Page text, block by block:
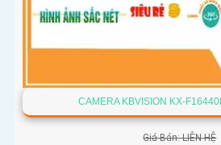
CAMERA KBVISION KX-
Giá Bán: LIÊN HỆ